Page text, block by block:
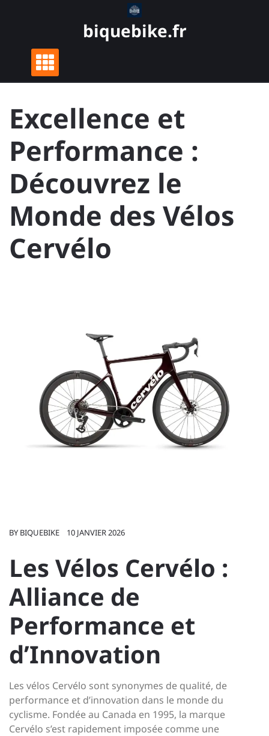
biquebike.fr
Excellence et
Performance :
Découvrez le
Monde des Vélos
Cervélo
BY BIQUEBIKE 10 JANVIER 2026
Les Vélos Cervélo :
Alliance de
Performance et
d’Innovation
Les vélos Cervélo sont synonymes de qualité, de
performance et d’innovation dans le monde du
cyclisme. Fondée au Canada en 1995, la marque
Cervélo s’est rapidement imposée comme une